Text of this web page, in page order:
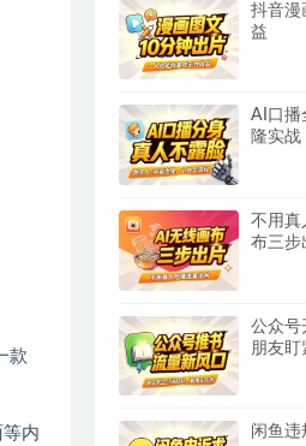
款
内
抖音漫
益
AI口播
隆实战
不用真
布三步
公众号
朋友
闲鱼